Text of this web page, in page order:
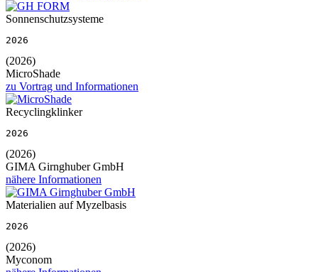
Sonnenschutzsysteme
2026
(2026)
MicroShade
zu Vortrag und Informationen
Recyclingklinker
2026
(2026)
GIMA Girnghuber GmbH
nähere Informationen
Materialien auf Myzelbasis
2026
(2026)
Myconom